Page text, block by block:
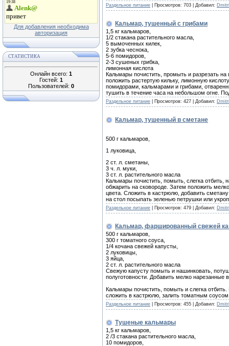
Для добавления необходима
авторизация
СТАТИСТИКА
Онлайн всего: 1
Гостей: 1
Пользователей: 0
Раздельное питание Просмотров: 703 Добавил:
Кальмар, тушенный с грибами
1,5 кг кальмаров,
1/2 стакана растительного масла,
5 вымоченных килек,
2 зубка чеснока,
5-6 помидоров,
2-3 сушеных грибка,
лимонная кислота
Кальмары почистить, промыть и разрезать
положить растертую кильку, лимонную
помидорами, кальмарами и грибами,
тушить в течение часа на небольшом огне.
Раздельное питание Просмотров: 427 Добавил:
Кальмар, тушенный в сметане
500 г кальмаров,
1 луковица,
2 ст. л. сметаны,
3 ч. л. муки,
3 ст. л. растительного масла
Кальмары почистить, помыть, слегка отбить,
обжарить на сковороде. Затем положить
цвета. Сложить в кастрюлю, добавить
на стол посыпать зеленью петрушки или
Раздельное питание Просмотров: 479 Добавил:
Кальмар, фаршированный свежей
500 г кальмаров,
300 г томатного соуса,
1/4 кочана свежей капусты,
2 луковицы,
3 яйца,
2 ст. л. растительного масла
Свежую капусту помыть и нашинковать,
полуготовности. Добавить мелко
Кальмары почистить, помыть и слегка
сложить в кастрюлю, залить томатным
Раздельное питание Просмотров: 455 Добавил:
Тушеные кальмары
1,5 кг кальмаров,
2 /3 стакана растительного масла,
10 помидоров,